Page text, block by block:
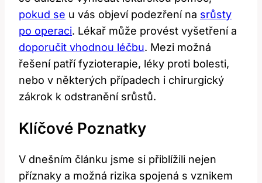
pokud se u vás objeví podezření na srůsty
po operaci. Lékař může provést vyšetření a
doporučit vhodnou léčbu. Mezi možná
řešení patří fyzioterapie, léky proti bolesti,
nebo v některých případech i chirurgický
zákrok k odstranění srůstů.
Klíčové Poznatky
V dnešním článku jsme si přiblížili nejen
příznaky a možná rizika spojená s vznikem